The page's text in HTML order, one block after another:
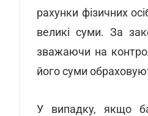
рахунки фізичних
великі суми. За
зважаючи на
його суми
У випадку, якщо